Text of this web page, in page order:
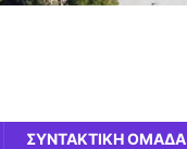
ΣΥΝΤΑΚΤΙΚΗ ΟΜΑΔΑ